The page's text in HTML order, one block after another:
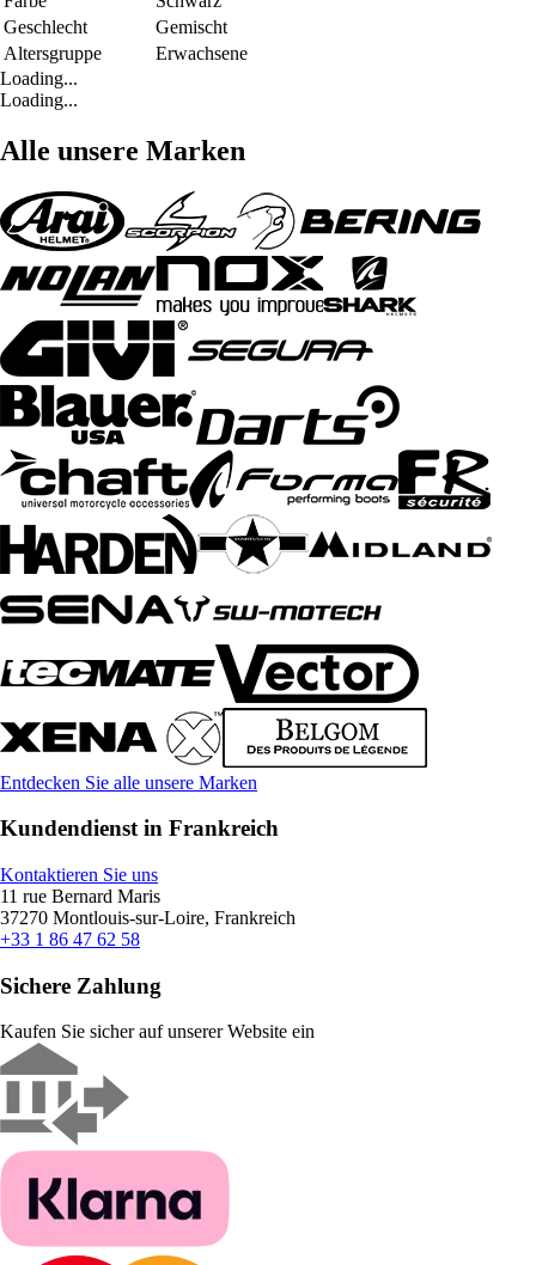
Geschlecht
Gemischt
Altersgruppe
Erwachsene
Loading...
Loading...
Alle unsere Marken
Entdecken Sie alle unsere Marken
Kundendienst in Frankreich
Kontaktieren Sie uns
11 rue Bernard Maris
37270 Montlouis-sur-Loire, Frankreich
+33 1 86 47 62 58
Sichere Zahlung
Kaufen Sie sicher auf unserer Website ein